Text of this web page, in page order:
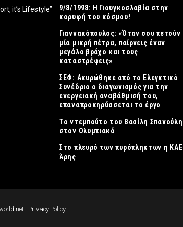
it’s Lifestyle”
9/8/1998: Η Γιουγκοσλαβία στην
κορυφή του κόσμου!
Γιαννακόπουλος: «Όταν σου πετούν
μία μικρή πέτρα, παίρνεις έναν
μεγάλο βράχο και τους
καταστρέφεις»
ΣΕΦ: Ακυρώθηκε από το Ελεγκτικό
Συνέδριο ο διαγωνισμός για την
ενεργειακή αναβάθμισή του,
επαναπροκηρύσσεται το έργο
Tο ντεμπούτο του Βασίλη Σπανούλη
στον Ολυμπιακό
Στο πλευρό των πυρόπληκτων η ΚΑΕ
Άρης
- Privacy Policy